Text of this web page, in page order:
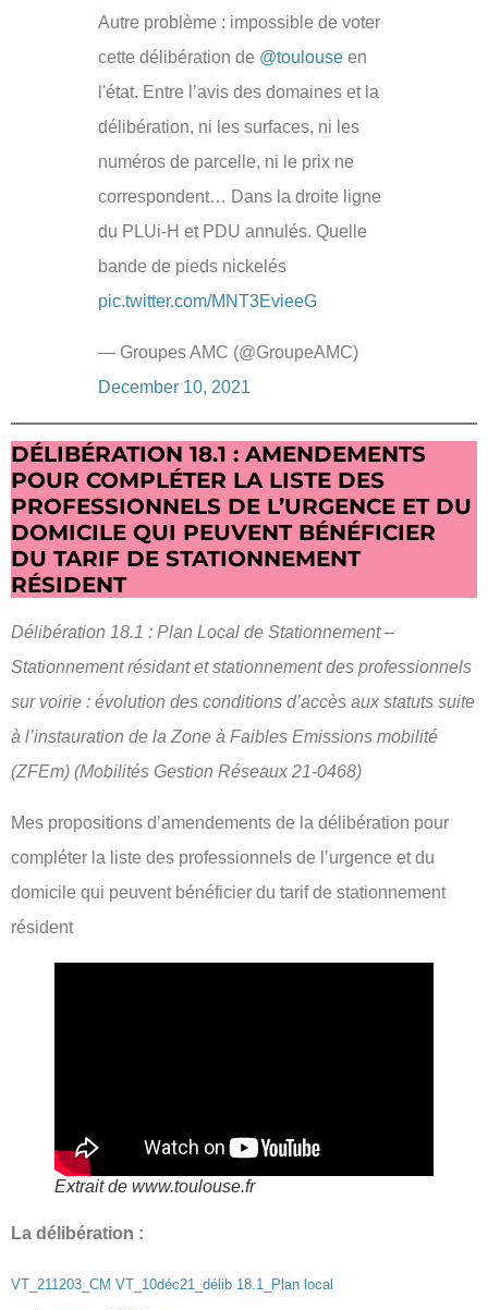
Autre problème : impossible de voter
cette délibération de @toulouse en
l'état. Entre l’avis des domaines et la
délibération, ni les surfaces, ni les
numéros de parcelle, ni le prix ne
correspondent… Dans la droite ligne
du PLUi-H et PDU annulés. Quelle
bande de pieds nickelés
pic.twitter.com/MNT3EvieeG
— Groupes AMC (@GroupeAMC)
December 10, 2021
DÉLIBÉRATION 18.1 : AMENDEMENTS
POUR COMPLÉTER LA LISTE DES
PROFESSIONNELS DE L’URGENCE ET DU
DOMICILE QUI PEUVENT BÉNÉFICIER
DU TARIF DE STATIONNEMENT
RÉSIDENT
Délibération 18.1 : Plan Local de Stationnement –
Stationnement résidant et stationnement des professionnels
sur voirie : évolution des conditions d’accès aux statuts suite
à l’instauration de la Zone à Faibles Emissions mobilité
(ZFEm) (Mobilités Gestion Réseaux 21-0468)
Mes propositions d’amendements de la délibération pour
compléter la liste des professionnels de l’urgence et du
domicile qui peuvent bénéficier du tarif de stationnement
résident
Extrait de www.toulouse.fr
La délibération :
VT_211203_CM VT_10déc21_délib 18.1_Plan local